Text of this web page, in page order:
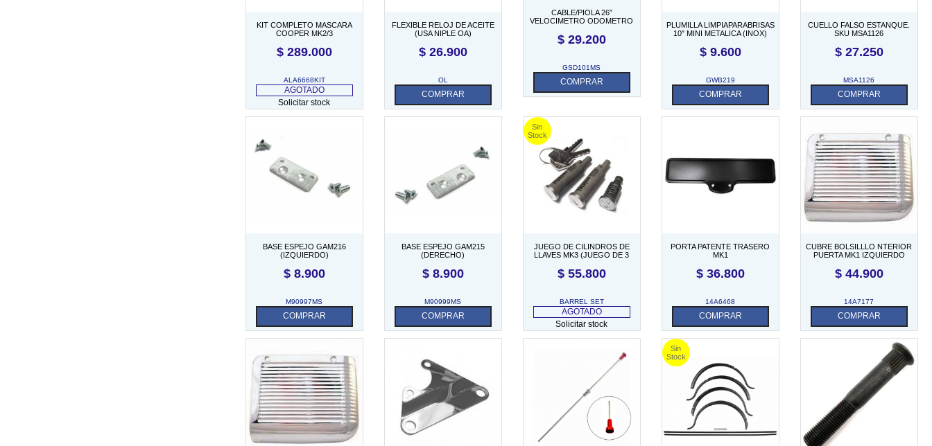
KIT COMPLETO MASCARA
COOPER MK2/3
$289.000
ALA6668KIT
AGOTADO
Solicitar stock
FLEXIBLE RELOJ DE ACEITE
(USA NIPLE OA)
$26.900
OL
COMPRAR
CABLE/PIOLA 26″
VELOCIMETRO ODOMETRO
$29.200
GSD101MS
COMPRAR
PLUMILLA LIMPIAPARABRISAS
10″ MINI METALICA (INOX)
$9.600
GWB219
COMPRAR
CUELLO FALSO ESTANQUE.
SKU MSA1126
$27.250
MSA1126
COMPRAR
BASE ESPEJO GAM216
(IZQUIERDO)
$8.900
M90997MS
COMPRAR
BASE ESPEJO GAM215
(DERECHO)
$8.900
M90999MS
COMPRAR
JUEGO DE CILINDROS DE
LLAVES MK3 (JUEGO DE 3
$55.800
BARREL SET
AGOTADO
Solicitar stock
PORTA PATENTE TRASERO
MK1
$36.800
14A6468
COMPRAR
CUBRE BOLSILLLO NTERIOR
PUERTA MK1 IZQUIERDO
$44.900
14A7177
COMPRAR